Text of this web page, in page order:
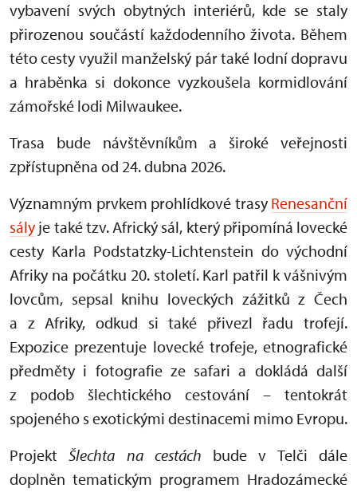
vybavení svých obytných interiérů, kde se staly
přirozenou součástí každodenního života. Během
této cesty využil manželský pár také lodní dopravu
a hraběnka si dokonce vyzkoušela kormidlování
zámořské lodi Milwaukee.
Trasa bude návštěvníkům a široké veřejnosti
zpřístupněna od 24. dubna 2026.
Významným prvkem prohlídkové trasy Renesanční
sályje také tzv. Africký sál, který připomíná lovecké
cesty Karla Podstatzky-Lichtenstein do východní
Afriky na počátku 20. století. Karl patřil k vášnivým
lovcům, sepsal knihu loveckých zážitků z Čech
a z Afriky, odkud si také přivezl řadu trofejí.
Expozice prezentuje lovecké trofeje, etnografické
předměty i fotografie ze safari a dokládá další
z podob šlechtického cestování – tentokrát
spojeného s exotickými destinacemi mimo Evropu.
ProjektŠlechta na cestách bude v Telči dále
doplněn tematickým programem Hradozámecké